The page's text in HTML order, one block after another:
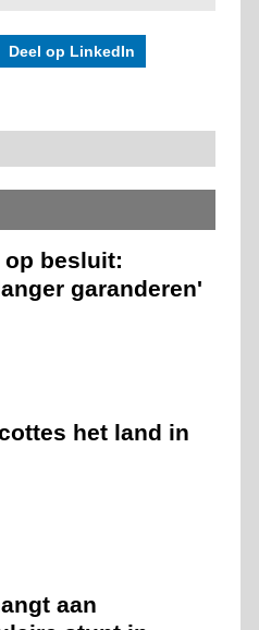
Deel op LinkedIn
besluit:
garanderen'
het land in
aan